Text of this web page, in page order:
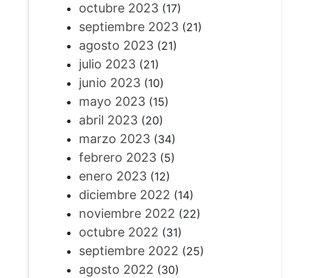
octubre 2023(17)
septiembre 2023(21)
agosto 2023(21)
julio 2023(21)
junio 2023(10)
mayo 2023(15)
abril 2023(20)
marzo 2023(34)
febrero 2023(5)
enero 2023(12)
diciembre 2022 (14)
noviembre 2022 (22)
octubre 2022 (31)
septiembre 2022 (25)
agosto 2022 (30)